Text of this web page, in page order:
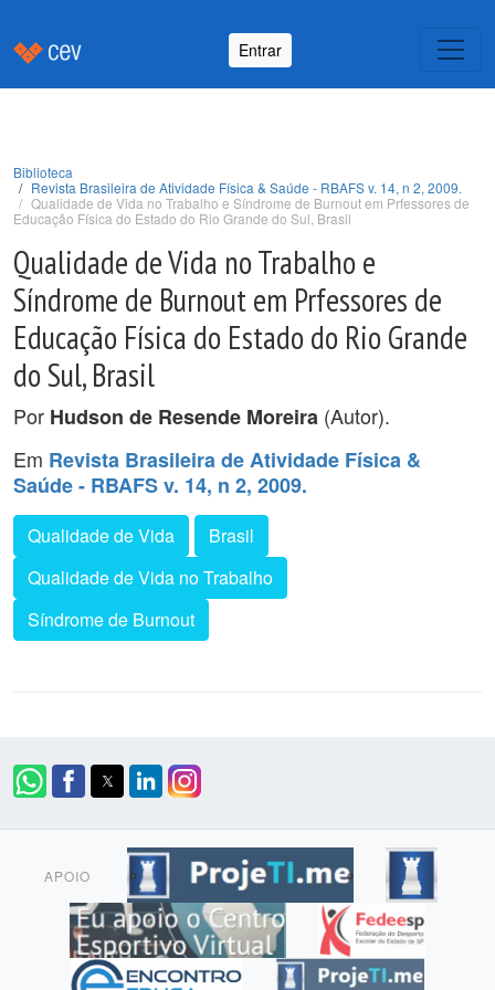
Entrar
Biblioteca
Revista Brasileira de Atividade Física & Saúde - RBAFS v. 14, n 2, 2009.
Qualidade de Vida no Trabalho e Síndrome de Burnout em Prfessores de
Educação Física do Estado do Rio Grande do Sul, Brasil
Qualidade de Vida no Trabalho e
Síndrome de Burnout em Prfessores de
Educação Física do Estado do Rio Grande
do Sul, Brasil
Por Hudson de Resende Moreira (Autor).
Em Revista Brasileira de Atividade Física &
Saúde - RBAFS v. 14, n 2, 2009.
Qualidade de Vida
Brasil
Qualidade de Vida no Trabalho
Síndrome de Burnout
APOIO